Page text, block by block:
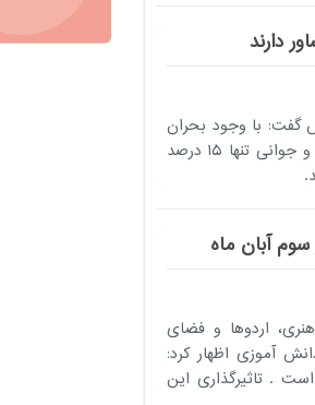
گفت: با وجود بحران
های رفتاری و بلوغ مربوط به دوران نوجوانی و جوانی تنها 15 درصد
آبان ماه
اردوها و فضای
آموزی اظهار کرد:
. تاثیرگذاری این